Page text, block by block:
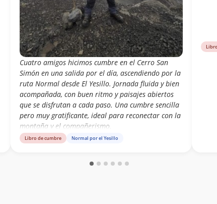
Cuatro amigos hicimos cumbre en el Cerro San
Simón en una salida por el día, ascendiendo por la
ruta Normal desde El Yesillo. Jornada fluida y bien
acompañada, con buen ritmo y paisajes abiertos
que se disfrutan a cada paso. Una cumbre sencilla
pero muy gratificante, ideal para reconectar con la
montaña y el compañerismo.
Libro de cumbre Normal por el Yesillo